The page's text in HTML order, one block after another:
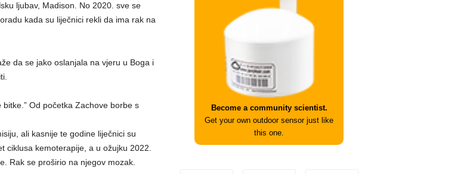
ljubav, Madison. No 2020. sve se
kada su liječnici rekli da ima rak na
da se jako oslanjala na vjeru u Boga i
Od početka Zachove borbe s
ali kasnije te godine liječnici su
ciklusa kemoterapije, a u ožujku 2022.
Rak se proširio na njegov mozak.
Become a community scientist.
Get your own outdoor sensor just like
this one.